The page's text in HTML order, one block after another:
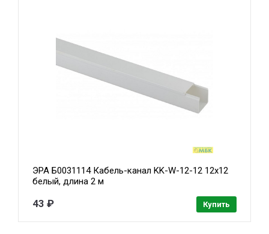
ЭРА Б0031114 Кабель-канал KK-W-12-12 12x12
белый, длина 2 м
43 ₽ Купить